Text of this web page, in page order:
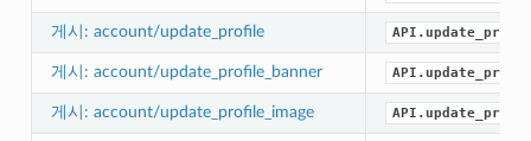
게시: account/update_profile
게시: account/update_profile_banner
게시: account/update_profile_image